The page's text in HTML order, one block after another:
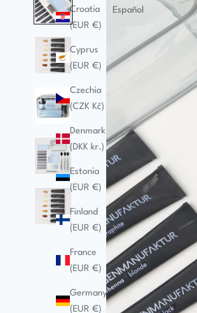
Croatia
(EUR €)
Cyprus
(EUR €)
Czechia
(CZK Kč)
Denmark
(DKK kr.)
Estonia
(EUR €)
Finland
(EUR €)
France
(EUR €)
Germany
(EUR €)
Español